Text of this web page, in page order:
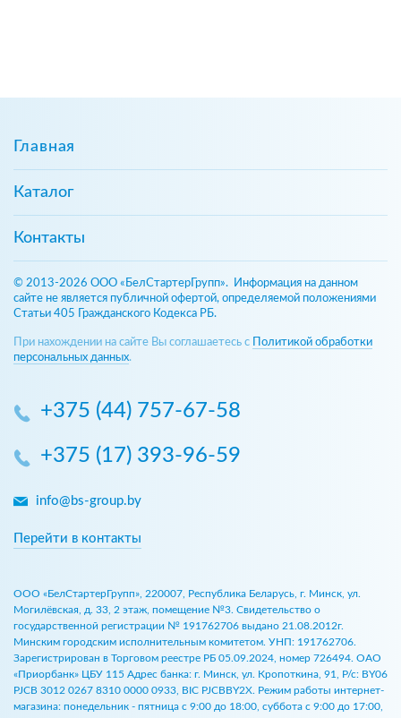
Главная
Каталог
Контакты
© 2013-2026 ООО «БелСтартерГрупп». Информация на данном
сайте не является публичной офертой, определяемой положениями
Статьи 405 Гражданского Кодекса РБ.
При нахождении на сайте Вы соглашаетесь с
Политикой обработки
персональных данных.
+375 (44) 757-67-58
+375 (17) 393-96-59
info@bs-group.by
Перейти в контакты
ООО «БелСтартерГрупп», 220007, Республика Беларусь, г. Минск, ул.
Могилёвская, д. 33, 2 этаж, помещение №3. Свидетельство о
государственной регистрации № 191762706 выдано 21.08.2012г.
Минским городским исполнительным комитетом. УНП: 191762706.
Зарегистрирован в Торговом реестре РБ 05.09.2024, номер 726494. ОАО
«Приорбанк» ЦБУ 115 Адрес банка: г. Минск, ул. Кропоткина, 91, Р/с: BY06
PJCB 3012 0267 8310 0000 0933, BIC PJCBBY2X. Режим работы интернет-
магазина: понедельник - пятница с 9:00 до 18:00, суббота с 9:00 до 17:00,